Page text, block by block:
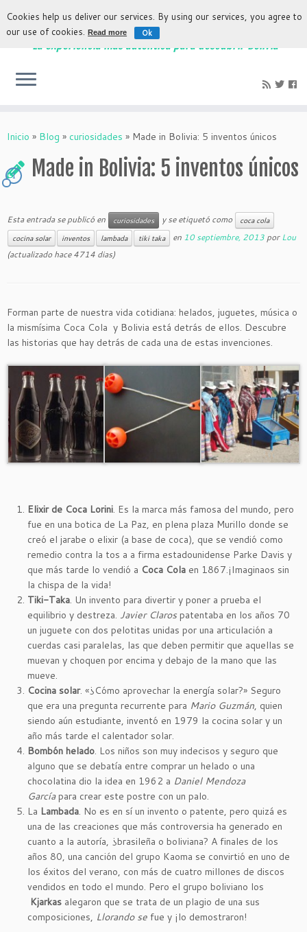
La experiencia más auténtica para descubrir Bolivia
Inicio » Blog » curiosidades » Made in Bolivia: 5 inventos únicos
Made in Bolivia: 5 inventos únicos
1
Esta entrada se publicó en curiosidades y se etiquetó como
coca cola
cocina solar
inventos lambada tiki taka en 10 septiembre, 2013 porLou
(actualizado hace 4714 dias)
Forman parte de nuestra vida cotidiana: helados, juguetes, música o
la mismísima Coca Cola y Bolivia está detrás de ellos. Descubre
las historias que hay detrás de cada una de estas invenciones.
Elixir de Coca Lorini. Es la marca más famosa del mundo, pero
fue en una botica de La Paz, en plena plaza Murillo donde se
creó el jarabe o elixir (a base de coca), que se vendió como
remedio contra la tos a a firma estadounidense Parke Davis y
que más tarde lo vendió a Coca Cola en 1867.¡Imaginaos sin
la chispa de la vida!
Tiki-Taka. Un invento para divertir y poner a prueba el
equilibrio y destreza. Javier Clarospatentaba en los años 70
un juguete con dos pelotitas unidas por una articulación a
cuerdas casi paralelas, las que deben permitir que aquellas se
muevan y choquen por encima y debajo de la mano que las
mueve.
Cocina solar. «¿Cómo aprovechar la energía solar?» Seguro
que era una pregunta recurrente para Mario Guzmán, quien
siendo aún estudiante, inventó en 1979 la cocina solar y un
año más tarde el calentador solar.
Bombón helado. Los niños son muy indecisos y seguro que
alguno que se debatía entre comprar un helado o una
chocolatina dio la idea en 1962 a Daniel Mendoza
Garcíapara crear este postre con un palo.
La Lambada. No es en sí un invento o patente, pero quizá es
una de las creaciones que más controversia ha generado en
cuanto a la autoría, ¿brasileña o boliviana? A finales de los
años 80, una canción del grupo Kaoma se convirtió en uno de
los éxitos del verano, con más de cuatro millones de discos
vendidos en todo el mundo. Pero el grupo boliviano los
Kjarkas alegaron que se trata de un plagio de una sus
composiciones, Llorando se fue y ¡lo demostraron!
Cookies help us deliver our services. By using our services, you agree to
our use of cookies.Read more Ok